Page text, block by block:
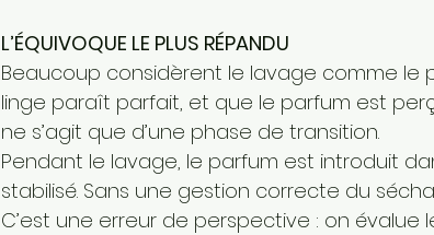
L’ÉQUIVOQUE LE PLUS RÉPANDU
Beaucoup considèrent le lavage comme le
linge paraît parfait, et que le parfum est
ne s’agit que d’une phase de transition.
Pendant le lavage, le parfum est introduit
stabilisé. Sans une gestion correcte du
C’est une erreur de perspective : on